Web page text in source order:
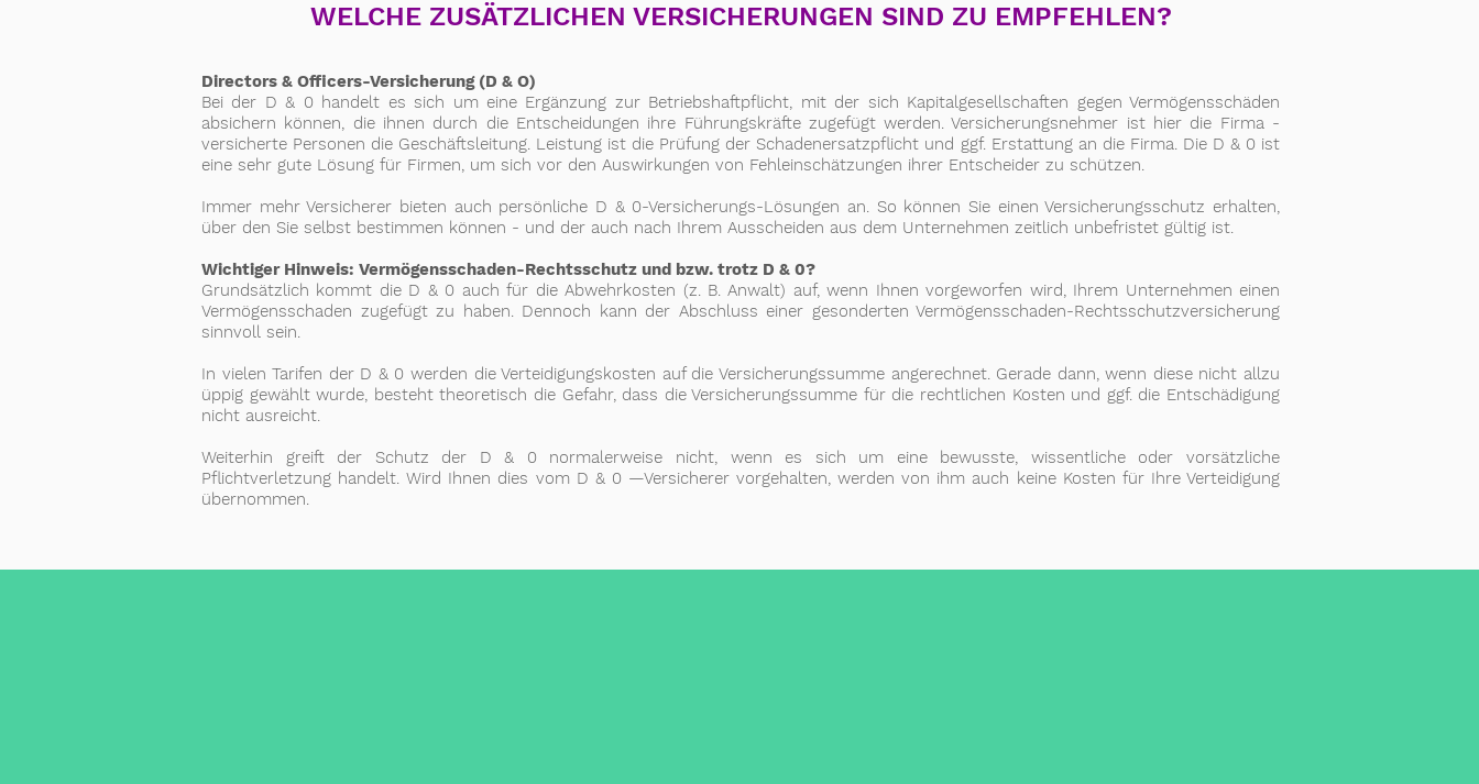
WELCHE ZUSÄTZLICHEN VERSICHERUNGEN SIND ZU EMPFEHLEN?
Directors & Officers-Versicherung (D & O)
Bei der D & 0 handelt es sich um eine Ergänzung zur Betriebshaftpflicht, mit der sich Kapitalgesellschaften gegen Vermögensschäden
absichern können, die ihnen durch die Entscheidungen ihre Führungskräfte zugefügt werden. Versicherungsnehmer ist hier die Firma -
versicherte Personen die Geschäftsleitung. Leistung ist die Prüfung der Schadenersatzpflicht und ggf. Erstattung an die Firma. Die D & 0 ist
eine sehr gute Lösung für Firmen, um sich vor den Auswirkungen von Fehleinschätzungen ihrer Entscheider zu schützen.
Immer mehr Versicherer bieten auch persönliche D & 0-Versicherungs-Lösungen an. So können Sie einen Versicherungsschutz erhalten,
über den Sie selbst bestimmen können - und der auch nach Ihrem Ausscheiden aus dem Unternehmen zeitlich unbefristet gültig ist.
Wichtiger Hinweis: Vermögensschaden-Rechtsschutz und bzw. trotz D & 0?
Grundsätzlich kommt die D & 0 auch für die Abwehrkosten (z. B. Anwalt) auf, wenn Ihnen vorgeworfen wird, Ihrem Unternehmen einen
Vermögensschaden zugefügt zu haben. Dennoch kann der Abschluss einer gesonderten Vermögensschaden-Rechtsschutzversicherung
sinnvoll sein.
In vielen Tarifen der D & 0 werden die Verteidigungskosten auf die Versicherungssumme angerechnet. Gerade dann, wenn diese nicht allzu
üppig gewählt wurde, besteht theoretisch die Gefahr, dass die Versicherungssumme für die rechtlichen Kosten und ggf. die Entschädigung
nicht ausreicht.
Weiterhin greift der Schutz der D & 0 normalerweise nicht, wenn es sich um eine bewusste, wissentliche oder vorsätzliche
Pflichtverletzung handelt. Wird Ihnen dies vom D & 0 —Versicherer vorgehalten, werden von ihm auch keine Kosten für Ihre Verteidigung
übernommen.